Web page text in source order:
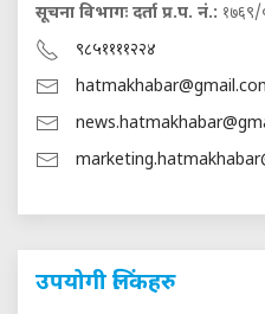
सूचना विभागः दर्ता प्र.प. नं.:
९८५११११२२४
उपयोगी लिंकहरु